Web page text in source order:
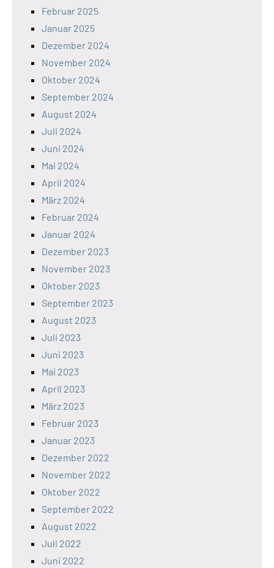
Februar 2025
Januar 2025
Dezember 2024
November 2024
Oktober 2024
September 2024
August 2024
Juli 2024
Juni 2024
Mai 2024
April 2024
März 2024
Februar 2024
Januar 2024
Dezember 2023
November 2023
Oktober 2023
September 2023
August 2023
Juli 2023
Juni 2023
Mai 2023
April 2023
März 2023
Februar 2023
Januar 2023
Dezember 2022
November 2022
Oktober 2022
September 2022
August 2022
Juli 2022
Juni 2022